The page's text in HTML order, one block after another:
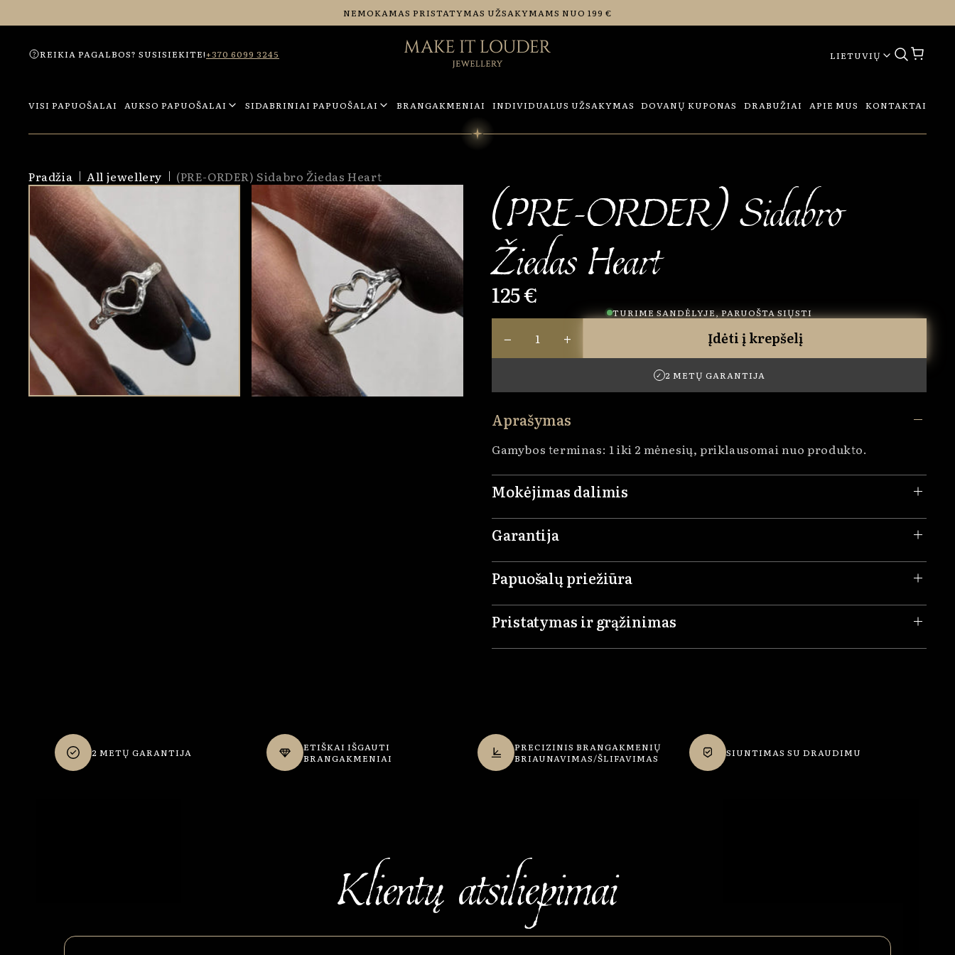
NEMOKAMAS PRISTATYMAS UŽSAKYMAMS NUO 199 €
REIKIA PAGALBOS? SUSISIEKITE!+370 6099 3245 LIETUVIŲ
VISI PAPUOŠALAI AUKSO PAPUOŠALAI SIDABRINIAI PAPUOŠALAI BRANGAKMENIAI INDIVIDUALUS UŽSAKYMAS DOVANŲ KUPONAS DRABUŽIAI APIE MUS KONTAKTAI
Pradžia All jewellery (PRE-ORDER) Sidabro Žiedas Heart (PRE-ORDER) Sidabro
Žiedas Heart
125 €
TURIME SANDĖLYJE, PARUOŠTA SIŲSTI
− + Įdėti į krepšelį
✓ 2 METŲ GARANTIJA
Aprašymas
Gamybos terminas: 1 iki 2 mėnesių, priklausomai nuo produkto.
Mokėjimas dalimis
Garantija
Papuošalų priežiūra
Pristatymas ir grąžinimas
2 METŲ GARANTIJA
ETIŠKAI IŠGAUTI
BRANGAKMENIAI
PRECIZINIS BRANGAKMENIŲ
BRIAUNAVIMAS/ŠLIFAVIMAS
SIUNTIMAS SU DRAUDIMU